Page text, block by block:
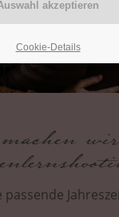
passende
Cookie-Details